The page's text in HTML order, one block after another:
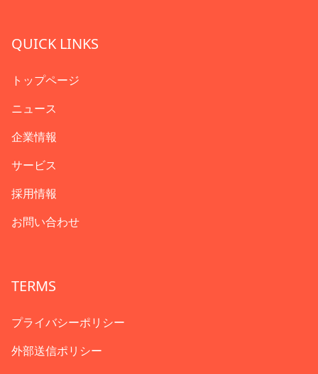
QUICK LINKS
トップページ
ニュース
企業情報
サービス
採用情報
お問い合わせ
TERMS
プライバシーポリシー
外部送信ポリシー